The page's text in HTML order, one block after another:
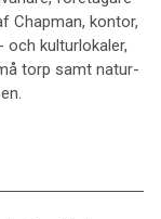
Chapman, kontor,
kulturlokaler,
torp samt natur-